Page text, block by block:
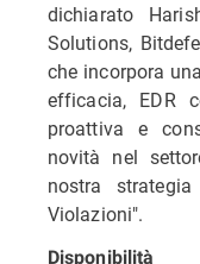
dichiarato
Solutions,
che incorpora
efficacia, EDR
proattiva e
novità nel
nostra
Violazioni".
Disponibilità